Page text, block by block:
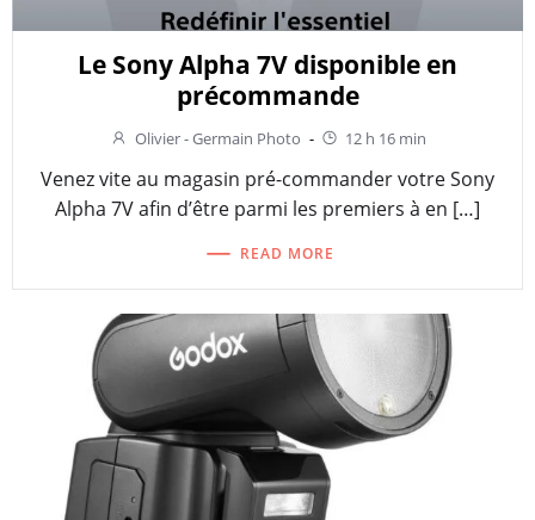
Le Sony Alpha 7V disponible en
précommande
Olivier - Germain Photo - 12 h 16 min
Venez vite au magasin pré-commander votre Sony
Alpha 7V afin d’être parmi les premiers à en […]
READ MORE